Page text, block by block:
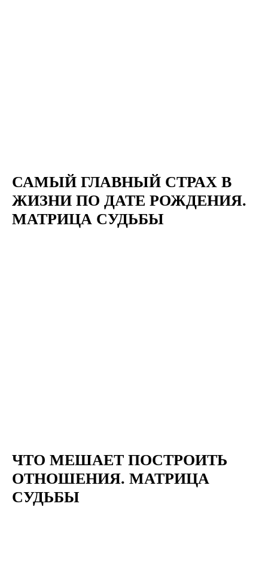
САМЫЙ ГЛАВНЫЙ СТРАХ В
ЖИЗНИ ПО ДАТЕ РОЖДЕНИЯ.
МАТРИЦА СУДЬБЫ
ЧТО МЕШАЕТ ПОСТРОИТЬ
ОТНОШЕНИЯ. МАТРИЦА
СУДЬБЫ